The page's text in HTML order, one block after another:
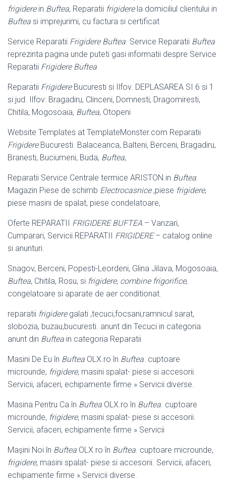
frigiderein Buftea, Reparatii frigiderela domiciliul clientului in
Buftea si imprejurimi, cu factura si certificat
Service Reparatii Frigidere Buftea. Service Reparatii Buftea
reprezinta pagina unde puteti gasi informatii despre Service
Reparatii Frigidere Buftea
Reparatii FrigidereBucuresti si Ilfov. DEPLASAREA SI 6 si 1
si jud. Ilfov: Bragadiru, Clinceni, Domnesti, Dragomiresti,
Chitila, Mogosoaia, Buftea, Otopeni
Website Templates at TemplateMonster.com Reparatii
FrigidereBucuresti. Balaceanca, Balteni, Berceni, Bragadiru,
Branesti, Buciumeni, Buda, Buftea,
Reparatii Service Centrale termice ARISTON in Buftea.
Magazin Piese de schimb Electrocasnice,piese frigidere,
piese masini de spalat, piese condelatoare,
Oferte REPARATII FRIGIDERE BUFTEA – Vanzari,
Cumparari, Servicii REPARATII FRIGIDERE– catalog online
si anunturi.
Snagov, Berceni, Popesti-Leordeni, Glina Jilava, Mogosoaia,
Buftea, Chitila, Rosu, si frigidere, combine frigorifice,
congelatoare si aparate de aer conditionat.
reparatii frigideregalati ,tecuci,focsani,ramnicul sarat,
slobozia, buzau,bucuresti. anunt din Tecuci in categoria
anunt din Buftea in categoria Reparatii
Masini De Eu în Buftea OLX.ro în Buftea. cuptoare
microunde, frigidere, masini spalat- piese si accesorii.
Servicii, afaceri, echipamente firme » Servicii diverse.
Masina Pentru Ca în Buftea OLX.ro în Buftea. cuptoare
microunde, frigidere, masini spalat- piese si accesorii.
Servicii, afaceri, echipamente firme » Servicii
Maşini Noi în Buftea OLX.ro în Buftea. cuptoare microunde,
frigidere, masini spalat- piese si accesorii. Servicii, afaceri,
echipamente firme » Servicii diverse.